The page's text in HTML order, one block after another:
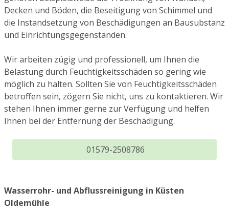
Decken und Böden, die Beseitigung von Schimmel und
die Instandsetzung von Beschädigungen an Bausubstanz
und Einrichtungsgegenständen.
Wir arbeiten zügig und professionell, um Ihnen die
Belastung durch Feuchtigkeitsschäden so gering wie
möglich zu halten. Sollten Sie von Feuchtigkeitsschäden
betroffen sein, zögern Sie nicht, uns zu kontaktieren. Wir
stehen Ihnen immer gerne zur Verfügung und helfen
Ihnen bei der Entfernung der Beschädigung.
01579-2508786
Wasserrohr- und Abflussreinigung in Küsten
Oldemühle